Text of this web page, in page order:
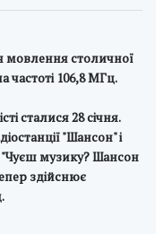
мовлення столичної
частоті 106,8 МГц.
сталися 28 січня.
"Шансон" і
"Чуєш музику? Шансон
здійснює